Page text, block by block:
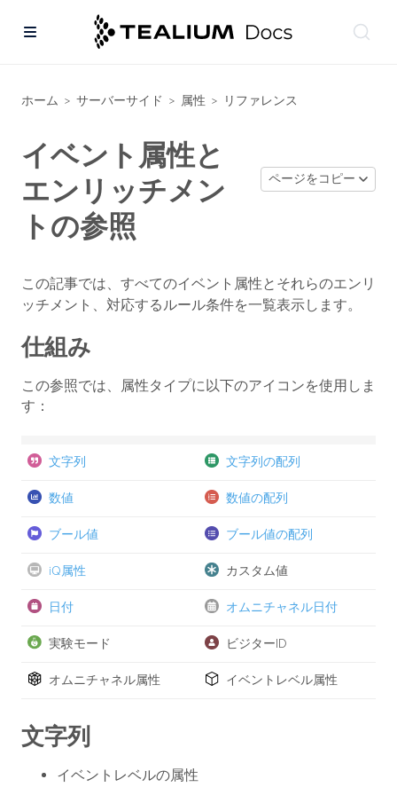
ホーム > サーバーサイド > 属性 > リファレンス
イベント属性と
エンリッチメン
トの参照
ページをコピー
この記事では、すべてのイベント属性とそれらのエンリ
ッチメント、対応するルール条件を一覧表示します。
仕組み
この参照では、属性タイプに以下のアイコンを使用しま
す：
文字列 文字列の配列
数値 数値の配列
ブール値 ブール値の配列
iQ属性 カスタム値
日付 オムニチャネル日付
実験モード ビジターID
オムニチャネル属性 イベントレベル属性
文字列
イベントレベルの属性